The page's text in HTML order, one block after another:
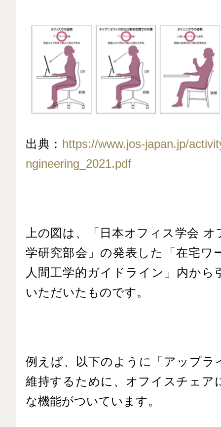
出典： https://www.jos-japan.jp/
ngineering_2021.pdf
上の図は、「日本オフィス学会
学研究部会」の発表した「在宅ワ
人間工学的ガイドライン」内から
いただいたものです。
例えば、以下のように「アップラ
維持するために、オフイスチェア
な機能がついています。